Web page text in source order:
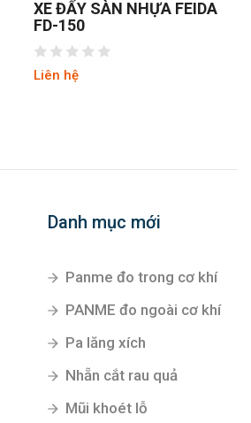
XE ĐẨY SÀN NHỰA FEIDA
FD-300
Liên hệ
Danh mục mới
Panme đo trong cơ khí
PANME đo ngoài cơ khí
Pa lăng xích
Nhẵn cắt rau quả
Mũi khoét lỗ